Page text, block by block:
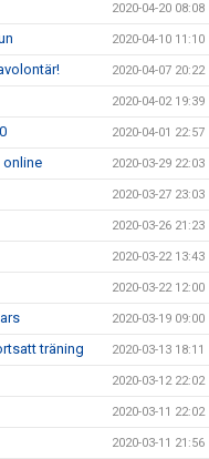
2020-04-20 08:08
2020-04-10 11:10
2020-04-07 20:22
2020-04-02 19:39
2020-04-01 22:57
online 2020-03-29 22:03
2020-03-27 23:03
2020-03-26 21:23
2020-03-22 13:43
2020-03-22 12:00
2020-03-19 09:00
träning 2020-03-13 18:11
2020-03-12 22:02
2020-03-11 22:02
2020-03-11 21:56